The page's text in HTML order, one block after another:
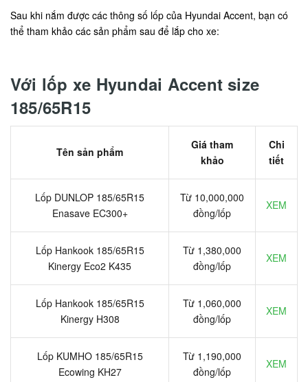
Sau khi nắm được các thông số lốp của Hyundai Accent, bạn có
thể tham khảo các sản phẩm sau để lắp cho xe:
Với lốp xe Hyundai Accent size
185/65R15
Tên sản phẩm
Giá tham
khảo
Chi
tiết
Lốp DUNLOP 185/65R15
Enasave EC300+
Từ 10,000,000
đồng/lốp
XEM
Lốp Hankook 185/65R15
Kinergy Eco2 K435
Từ 1,380,000
đồng/lốp
XEM
Lốp Hankook 185/65R15
Kinergy H308
Từ 1,060,000
đồng/lốp
XEM
Lốp KUMHO 185/65R15
Ecowing KH27
Từ 1,190,000
đồng/lốp
XEM